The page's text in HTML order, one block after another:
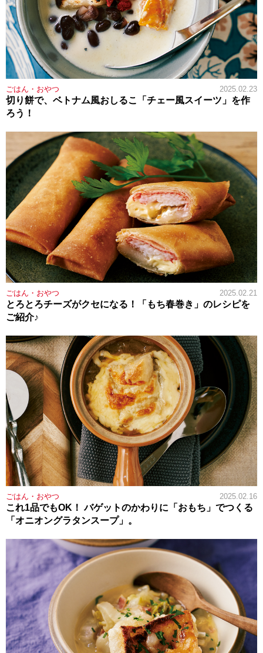
ごはん・おやつ 2025.02.23
切り餅で、ベトナム風おしるこ「チェー風スイーツ」を作
ろう！
ごはん・おやつ 2025.02.21
とろとろチーズがクセになる！「もち春巻き」のレシピを
ご紹介♪
ごはん・おやつ 2025.02.16
これ1品でもOK！ バゲットのかわりに「おもち」でつくる
「オニオングラタンスープ」。